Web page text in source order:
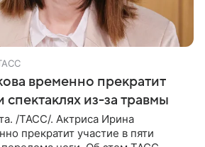
временно прекратит
спектаклях из-за травмы
/ТАСС/. Актриса Ирина
прекратит участие в пяти